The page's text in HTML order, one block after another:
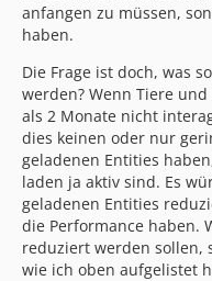
anfangen zu müssen,
haben.
Die Frage ist doch, was
werden? Wenn Tiere
als 2 Monate nicht
dies keinen oder nur
geladenen Entities
laden ja aktiv sind. Es
geladenen Entities
die Performance haben.
reduziert werden sollen,
wie ich oben aufgelistet